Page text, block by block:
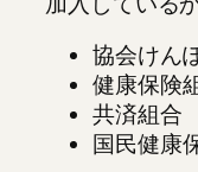
協会けん
健康保険
共済組合
国民健康